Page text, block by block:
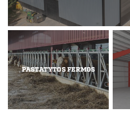
PASTATYTOS FERMOS